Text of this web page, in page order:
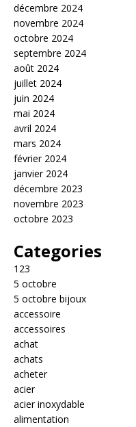
décembre 2024
novembre 2024
octobre 2024
septembre 2024
août 2024
juillet 2024
juin 2024
mai 2024
avril 2024
mars 2024
février 2024
janvier 2024
décembre 2023
novembre 2023
octobre 2023
Categories
123
5 octobre
5 octobre bijoux
accessoire
accessoires
achat
achats
acheter
acier
acier inoxydable
alimentation